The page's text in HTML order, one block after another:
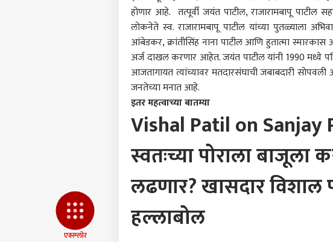
एक्स्प्लोर
होणार आहे. तत्पूर्वी जयंत पाटील, राजारामबापू पाटील
लोकनेते स्व. राजारामबापू पाटील यांच्या पुतळ्याला
आंबेडकर, क्रांतीसिंह नाना पाटील आणि हुतात्मा
अर्ज दाखल करणार आहेत. जयंत पाटील यांनी 1990 मध्ये
आजतागायत त्यांच्यावर मतदारसंघाची जबाबदारी
जनतेच्या मनात आहे.
इतर महत्वाच्या बातम्या
Vishal Patil on Sanjay
स्वतःच्या पोराला बाजूला
लढणार? खासदार विशाल
हल्लाबोल
प्रायव्हसी पॉलिसी
संपर्क साधा
करिअर
फीडबॅक
आमच्याबद्दल
LOGIN
झारखंड सरकारसोबत
विद्यार्थ्यांची चर्चा निष्फळ,
सूचनांसाठी ईमेल आणि
राजकारण
काँग्रेसने सुनेत्रा पवारांना
गुडिया म्हटलं; सुप्रिया
पहिली प्रतिक्रिया, त्यांनी
सांगितलं, पुढे काय केलं